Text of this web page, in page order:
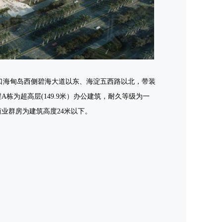
甸岛西侧碧海大道以东、海淀五西路以北，带装
A栋为超高层(149.9米）办公建筑，耐久等级为一
群房为建筑高度24米以下。